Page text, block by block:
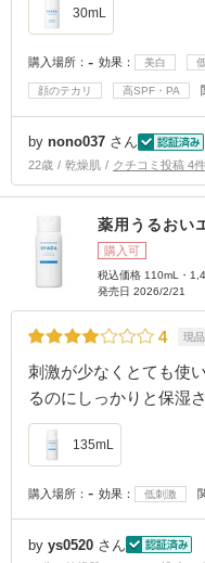
30mL
購入場所： - 効果： 美白
顔のテカリ 高SPF・PA
by nono037 さん
22歳 乾燥肌 クチコミ投稿 4件
薬用うるおい
購入可
税込価格 110mL・
発売日 2026/2/21
4 現品
刺激が少なくとても使
るのにしっかりと保湿
135mL
購入場所： - 効果： 低刺激
by ys0520 さん